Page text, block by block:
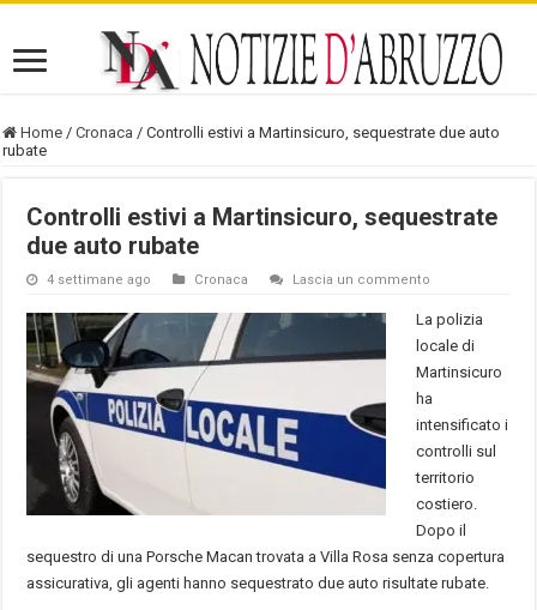
Home / Cronaca / Controlli estivi a Martinsicuro, sequestrate due auto
rubate
Controlli estivi a Martinsicuro, sequestrate
due auto rubate
4 settimane ago Cronaca Lascia un commento
La polizia
locale di
Martinsicuro
ha
intensificato i
controlli sul
territorio
costiero.
Dopo il
sequestro di una Porsche Macan trovata a Villa Rosa senza copertura
assicurativa, gli agenti hanno sequestrato due auto risultate rubate.